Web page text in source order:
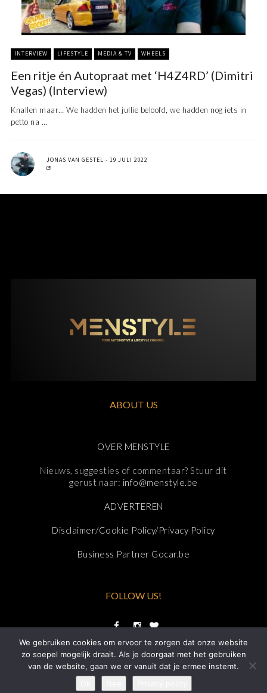
INTERVIEW LIFESTYLE MEDIA & TV WHEELS
Een ritje én Autopraat met ‘H4Z4RD’ (Dimitri
Vegas) (Interview)
Knallen maar… We hadden het jullie beloofd, we hadden nog iets in
petto na ...
JONAS VAN GESTEL 19 JULI 2022
ABOUT US
OVER MENSTYLE
Nieuws, suggesties of commentaar? Stuur dit
gerust naar: info@menstyle.be
ADVERTEREN
Disclaimer/Cookie Policy/Privacy Policy
Business Partner Gocar.be
FOLLOW US!
HOSTING DOOR FRAAI
We gebruiken cookies om ervoor te zorgen dat onze website
zo soepel mogelijk draait. Als je doorgaat met het gebruiken
van de website, gaan we er vanuit dat je ermee instemt.